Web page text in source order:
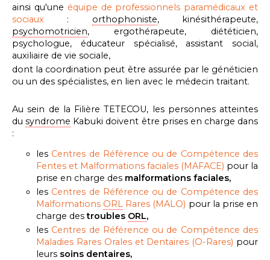
ainsi qu'une équipe de professionnels paramédicaux et
sociaux : orthophoniste, kinésithérapeute,
psychomotricien, ergothérapeute, diététicien,
psychologue, éducateur spécialisé, assistant social,
auxiliaire de vie sociale,
dont la coordination peut être assurée par le généticien
ou un des spécialistes, en lien avec le médecin traitant.
Au sein de la Filière TETECOU, les personnes atteintes
dusyndrome Kabuki doivent être prises en charge dans
:
les Centres de Référence ou de Compétence des
Fentes et Malformations faciales (MAFACE) pour la
prise en charge des malformations faciales,
les Centres de Référence ou de Compétence des
Malformations ORL Rares (MALO) pour la prise en
charge destroubles ORL,
les Centres de Référence ou de Compétence des
Maladies Rares Orales et Dentaires (O-Rares) pour
leurs soins dentaires,